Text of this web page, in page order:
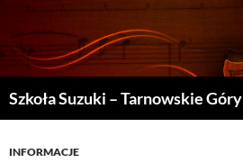
Szkoła Suzuki – Tarnowskie Góry
TREŚCI
INFORMACJE